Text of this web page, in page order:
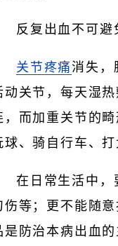
反复出血不可避
关节疼痛消失，
动关节，每天湿
，而加重关节的
球、骑自行车、
在日常生活中，
伤等；更不能随
是防治本病出血